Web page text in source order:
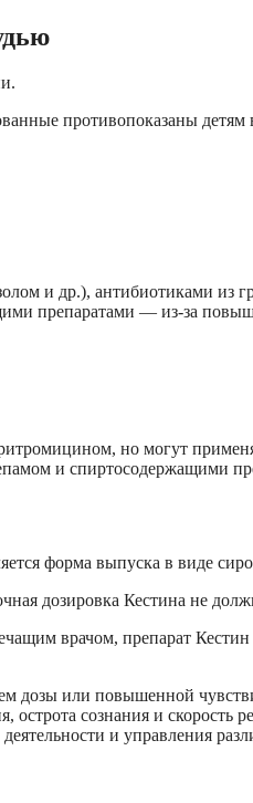
противопоказаны детям
и др.), антибиотиками из
препаратами — из-за
но могут
и спиртосодержащими
форма выпуска в виде
дозировка Кестина не
врачом, препарат
дозы или повышенной
сознания и скорость
и управления